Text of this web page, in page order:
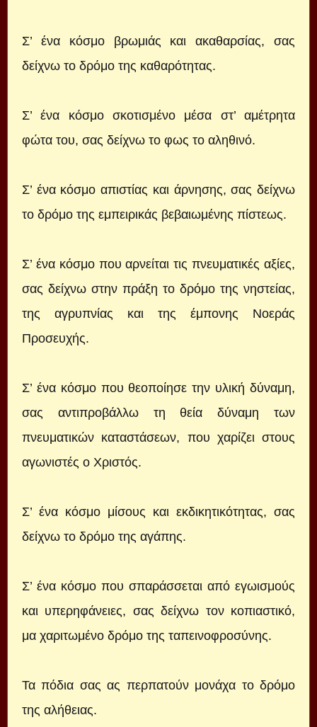
Σ’ ένα κόσμο βρωμιάς και ακαθαρσίας, σας
δείχνω το δρόμο της καθαρότητας.
Σ’ ένα κόσμο σκοτισμένο μέσα στ’ αμέτρητα
φώτα του, σας δείχνω το φως το αληθινό.
Σ’ ένα κόσμο απιστίας και άρνησης, σας δείχνω
το δρόμο της εμπειρικάς βεβαιωμένης πίστεως.
Σ’ ένα κόσμο που αρνείται τις πνευματικές αξίες,
σας δείχνω στην πράξη το δρόμο της νηστείας,
της αγρυπνίας και της έμπονης Νοεράς
Προσευχής.
Σ’ ένα κόσμο που θεοποίησε την υλική δύναμη,
σας αντιπροβάλλω τη θεία δύναμη των
πνευματικών καταστάσεων, που χαρίζει στους
αγωνιστές ο Χριστός.
Σ’ ένα κόσμο μίσους και εκδικητικότητας, σας
δείχνω το δρόμο της αγάπης.
Σ’ ένα κόσμο που σπαράσσεται από εγωισμούς
και υπερηφάνειες, σας δείχνω τον κοπιαστικό,
μα χαριτωμένο δρόμο της ταπεινοφροσύνης.
Τα πόδια σας ας περπατούν μονάχα το δρόμο
της αλήθειας.